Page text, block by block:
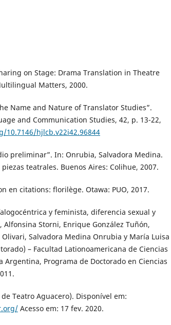
on Stage: Drama Translation in Theatre
Matters, 2000.
Name and Nature of Translator Studies”.
and Communication Studies, 42, p. 13-22,
10.7146/hjlcb.v22i42.96844
preliminar”. In: Onrubia, Salvadora Medina.
teatrales. Buenos Aires: Colihue, 2007.
en citations: florilège. Otawa: PUO, 2017.
y feminista, diferencia sexual y
Storni, Enrique González Tuñón,
Salvadora Medina Onrubia y María Luisa
– Facultad Lationoamericana de Ciencias
Argentina, Programa de Doctorado en Ciencias
Teatro Aguacero). Disponível em:
Acesso em: 17 fev. 2020.